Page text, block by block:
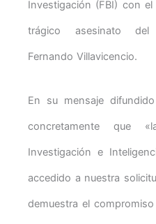
Investigación (FBI) con
trágico asesinato del
Fernando Villavicencio.
En su mensaje
concretamente que
Investigación e
accedido a nuestra
demuestra el